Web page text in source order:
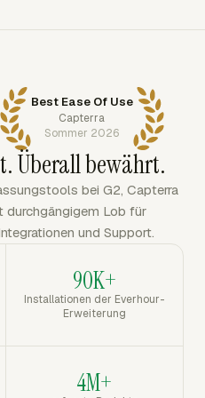
Best Ease Of Use
Capterra
Sommer 2026
Überall bewährt.
bei G2, Capterra
Lob für
und Support.
90K+
Installationen der Everhour-
Erweiterung
4M+